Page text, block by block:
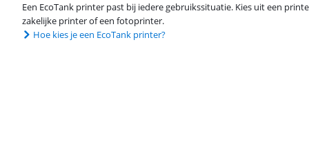
Een EcoTank printer past bij iedere gebruikssituatie. Kies uit een
zakelijke printer of een fotoprinter.
Hoe kies je een EcoTank printer?